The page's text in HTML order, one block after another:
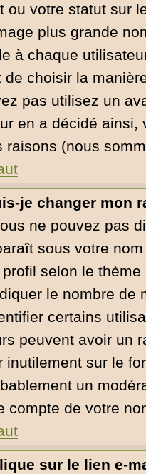
ou votre statut sur
plus grande
à chaque
de choisir la
pas utilisez un
en a décidé
raisons (nous
je changer mon
ne pouvez pas
sous votre
selon le
le nombre de
certains
peuvent avoir un
inutilement sur le
un
compte de votre
sur le lien e-